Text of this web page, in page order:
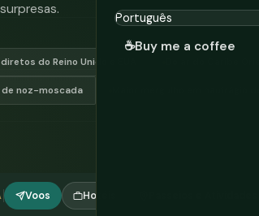
☕Buy me a coffee
do Reino Unido e EUA
noz-moscada
Voos Hotéis